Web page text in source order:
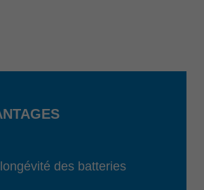
des batteries